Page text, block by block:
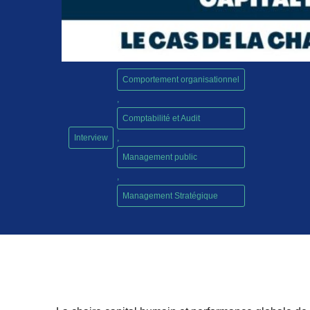
Interview
Comportement organisationnel
,
Comptabilité et Audit
,
Management public
,
Management Stratégique